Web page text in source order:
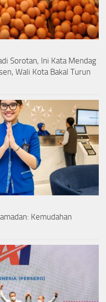
Sorotan, Ini Kata Mendag
Wali Kota Bakal Turun
Kemudahan